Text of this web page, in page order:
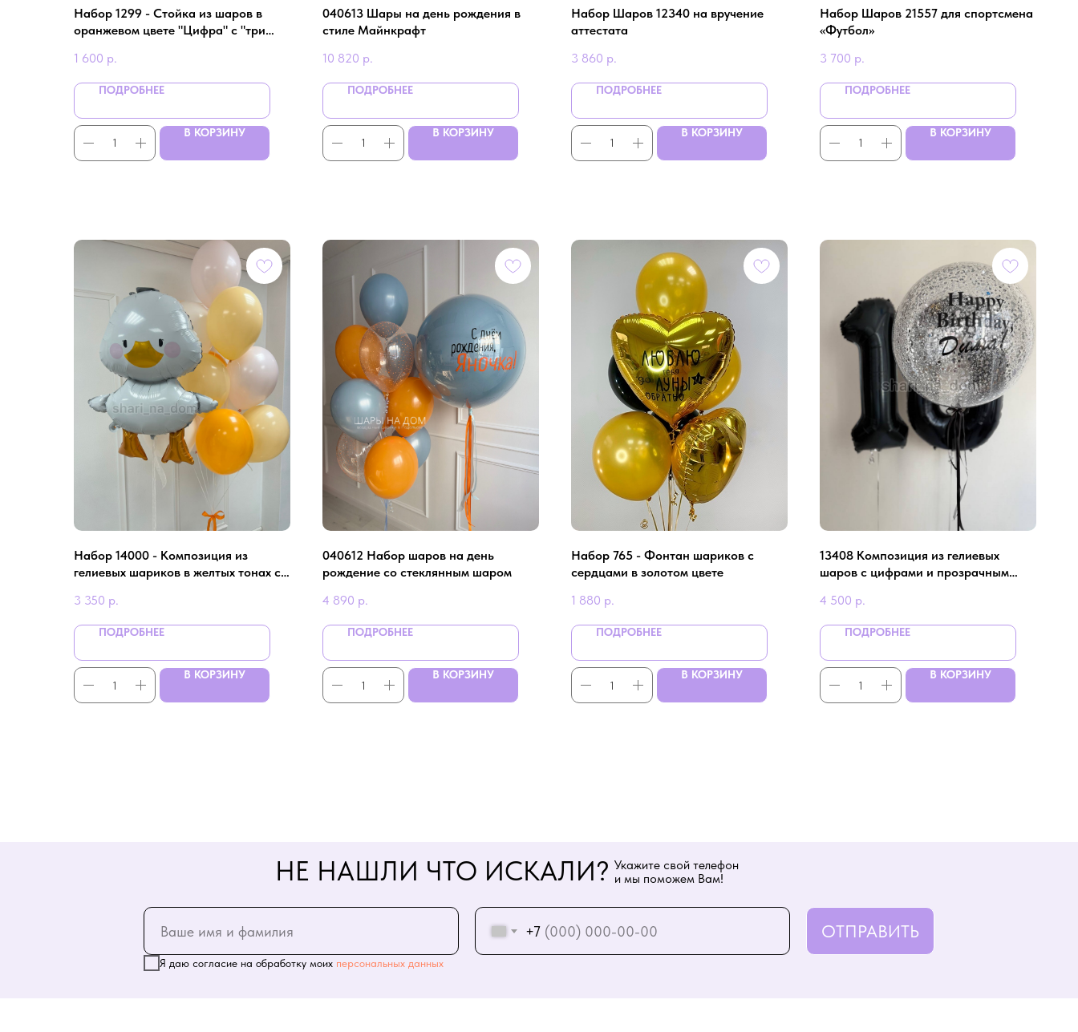
Набор 1299 - Стойка из шаров в
оранжевом цвете "Цифра" с "три
1 600 р.
ПОДРОБНЕЕ
В КОРЗИНУ
040613 Шары на день рождения в
стиле Майнкрафт
10 820 р.
ПОДРОБНЕЕ
В КОРЗИНУ
Набор Шаров 12340 на вручение
аттестата
3 860 р.
ПОДРОБНЕЕ
В КОРЗИНУ
Набор Шаров 21557 для спортсмена
«Футбол»
3 700 р.
ПОДРОБНЕЕ
В КОРЗИНУ
Набор 14000 - Композиция из
гелиевых шариков в желтых тонах с
3 350 р.
ПОДРОБНЕЕ
В КОРЗИНУ
040612 Набор шаров на день
рождение со стеклянным шаром
4 890 р.
ПОДРОБНЕЕ
В КОРЗИНУ
Набор 765 - Фонтан шариков с
сердцами в золотом цвете
1 880 р.
ПОДРОБНЕЕ
В КОРЗИНУ
13408 Композиция из гелиевых
шаров с цифрами и прозрачным
4 500 р.
ПОДРОБНЕЕ
В КОРЗИНУ
+7
Я даю согласие на обработку моих персональных данных
ОТПРАВИТЬ
НЕ НАШЛИ ЧТО ИСКАЛИ? Укажите свой телефон
и мы поможем Вам!